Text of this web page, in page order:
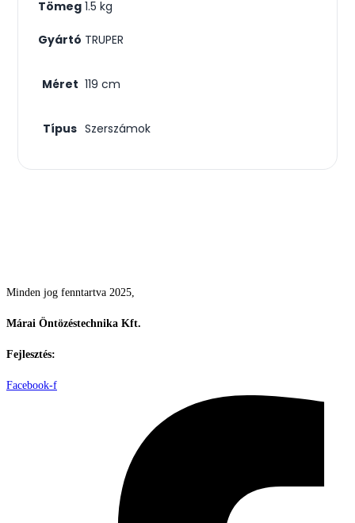
Tömeg 1.5 kg
Gyártó TRUPER
Méret 119 cm
Típus Szerszámok
Minden jog fenntartva 2025,
Márai Öntözéstechnika Kft.
Fejlesztés:
Facebook-f